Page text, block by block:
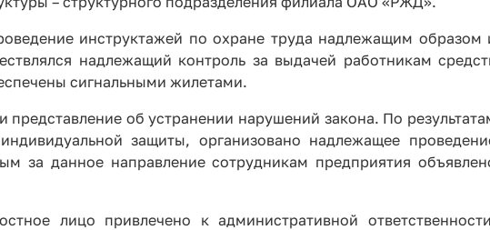
инструктажей по охране труда надлежащим образом
надлежащий контроль за выдачей работникам
сигнальными жилетами.
об устранении нарушений закона. По
защиты, организовано надлежащее
за данное направление сотрудникам предприятия
лицо привлечено к административной